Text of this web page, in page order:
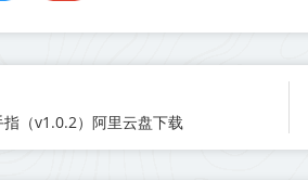
（v1.0.2）阿里云盘​下载